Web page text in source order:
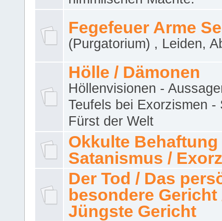
Fegefeuer Arme
(Purgatorium) , Leiden,
Hölle / Dämonen
Höllenvisionen -
Teufels bei Exorzismen -
Fürst der Welt
Okkulte Behaftung
Satanismus /
Der Tod / Das
besondere Gericht
Jüngste Gericht